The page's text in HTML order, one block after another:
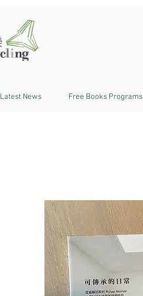
Latest News Free Books Programs